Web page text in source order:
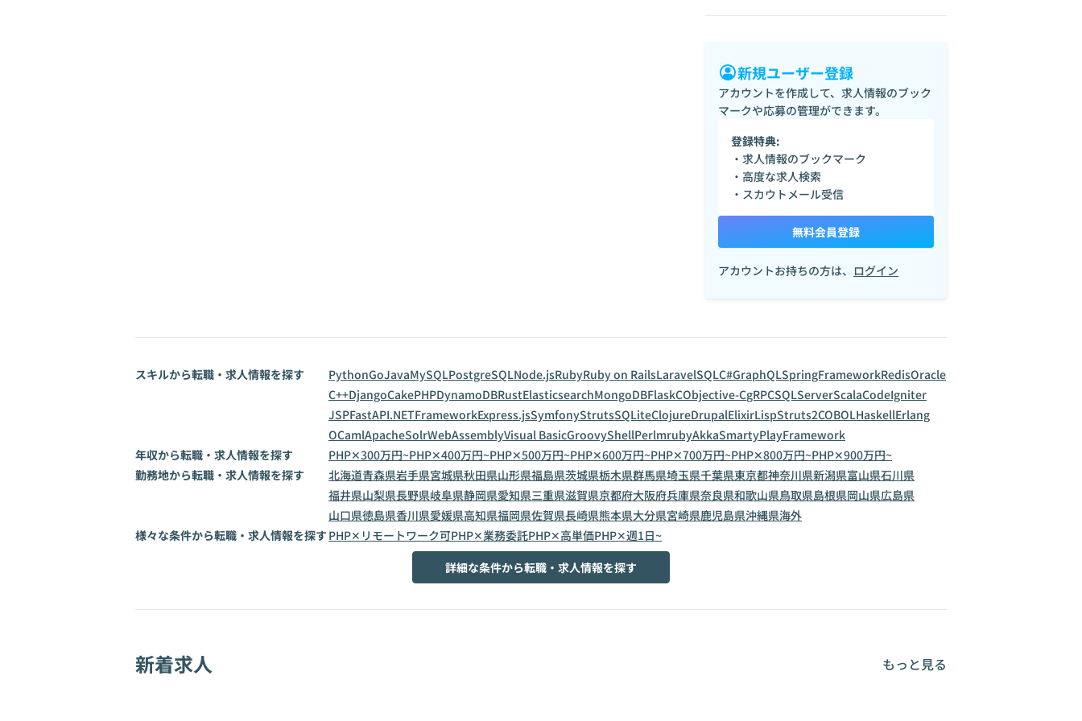
新規ユーザー登録
アカウントを作成して、求人情報のブック
マークや応募の管理ができます。
登録特典:
・求人情報のブックマーク
・高度な求人検索
・スカウトメール受信
無料会員登録
アカウントお持ちの方は、 ログイン
スキルから転職・求人情報を探す PythonGoJavaMySQLPostgreSQLNode.jsRubyRuby on RailsLaravelSQLC#GraphQLSpringFrameworkRedisOracle
C++DjangoCakePHPDynamoDBRustElasticsearchMongoDBFlaskCObjective-CgRPCSQLServerScalaCodeIgniter
JSPFastAPI.NETFrameworkExpress.jsSymfonyStrutsSQLiteClojureDrupalElixirLispStruts2COBOLHaskellErlang
OCamlApacheSolrWebAssemblyVisual BasicGroovyShellPerlmrubyAkkaSmartyPlayFramework
年収から転職・求人情報を探す
PHP✕300万円~PHP✕400万円~PHP✕500万円~PHP✕600万円~PHP✕700万円~PHP✕800万円~PHP✕900万円~
勤務地から転職・求人情報を探す
北海道青森県岩手県宮城県秋田県山形県福島県茨城県栃木県群馬県埼玉県千葉県東京都神奈川県新潟県富山県石川県
福井県山梨県長野県岐阜県静岡県愛知県三重県滋賀県京都府大阪府兵庫県奈良県和歌山県鳥取県島根県岡山県広島県
山口県徳島県香川県愛媛県高知県福岡県佐賀県長崎県熊本県大分県宮崎県鹿児島県沖縄県海外
様々な条件から転職・求人情報を探す PHP✕リモートワーク可PHP✕業務委託PHP✕高単価PHP✕週1日~
詳細な条件から転職・求人情報を探す
新着求人 もっと見る